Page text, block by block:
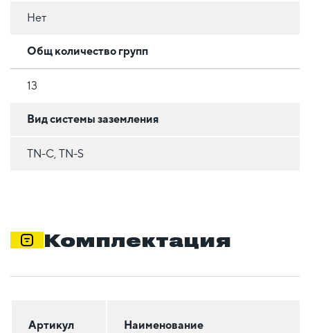
Нет
Общ количество групп
13
Вид системы заземления
TN-C, TN-S
Комплектация
Артикул Наименование